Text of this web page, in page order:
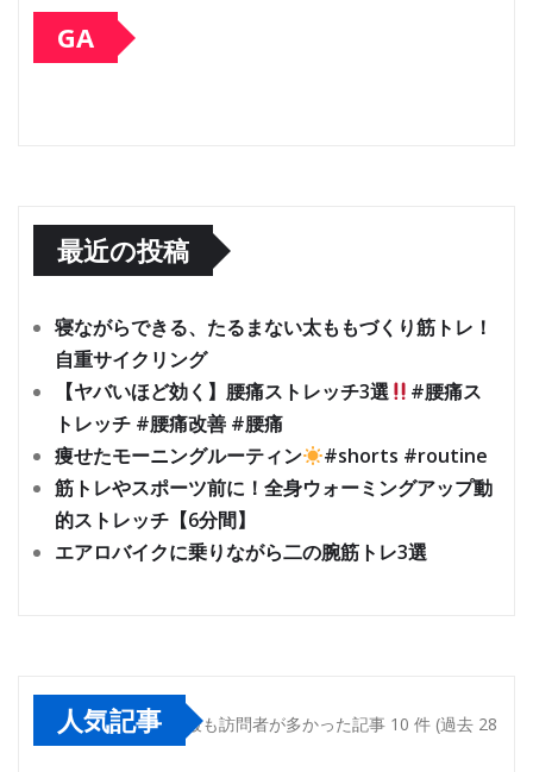
GA
最近の投稿
寝ながらできる、たるまない太ももづくり筋トレ！
自重サイクリング
【ヤバいほど効く】腰痛ストレッチ3選
#腰痛ス
トレッチ #腰痛改善 #腰痛
痩せたモーニングルーティン
#shorts #routine
筋トレやスポーツ前に！全身ウォーミングアップ動
的ストレッチ【6分間】
エアロバイクに乗りながら二の腕筋トレ3選
人気記事 最も訪問者が多かった記事 10 件 (過去 28